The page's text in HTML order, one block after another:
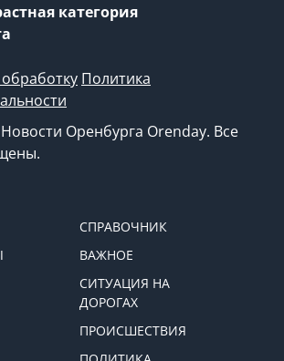
категория
Политика
Оренбурга Orenday. Все
СПРАВОЧНИК
ВАЖНОЕ
СИТУАЦИЯ НА
ДОРОГАХ
ПРОИСШЕСТВИЯ